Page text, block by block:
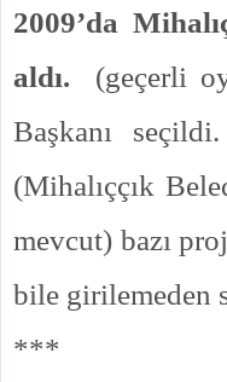
2009’da
aldı. (geçerli
Başkanı
(Mihalıççık
mevcut) bazı
bile girilemeden
***